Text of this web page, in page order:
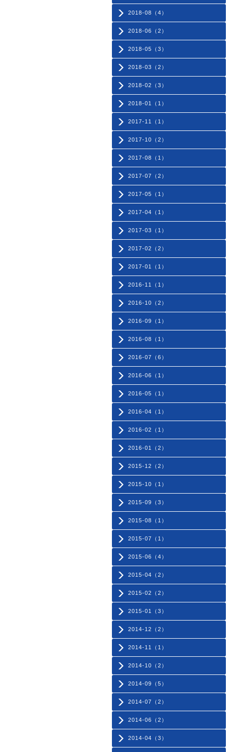
2018-08（4）
2018-06（2）
2018-05（3）
2018-03（2）
2018-02（3）
2018-01（1）
2017-11（1）
2017-10（2）
2017-08（1）
2017-07（2）
2017-05（1）
2017-04（1）
2017-03（1）
2017-02（2）
2017-01（1）
2016-11（1）
2016-10（2）
2016-09（1）
2016-08（1）
2016-07（6）
2016-06（1）
2016-05（1）
2016-04（1）
2016-02（1）
2016-01（2）
2015-12（2）
2015-10（1）
2015-09（3）
2015-08（1）
2015-07（1）
2015-06（4）
2015-04（2）
2015-02（2）
2015-01（3）
2014-12（2）
2014-11（1）
2014-10（2）
2014-09（5）
2014-07（2）
2014-06（2）
2014-04（3）